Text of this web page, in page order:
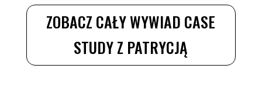
ZOBACZ CAŁY WYWIAD CASE
STUDY Z PATRYCJĄ